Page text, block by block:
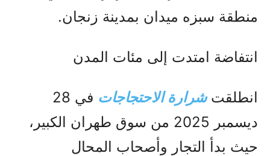
منطقة سبزه ميدان بمدينة زنجان.
انتفاضة امتدت إلى مئات المدن
انطلقتشرارة الاحتجاجات
في 28
ديسمبر 2025 من سوق طهران الكبير،
حيث بدأ التجار وأصحاب المحال